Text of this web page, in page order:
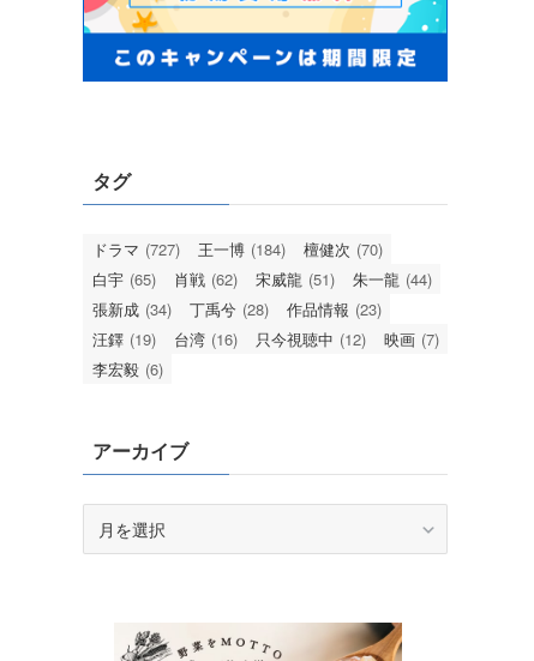
タグ
ドラマ (727) 王一博 (184) 檀健次 (70)
白宇 (65) 肖戦 (62) 宋威龍 (51) 朱一龍 (44)
張新成 (34) 丁禹兮 (28) 作品情報 (23)
汪鐸 (19) 台湾 (16) 只今視聴中 (12) 映画 (7)
李宏毅 (6)
アーカイブ